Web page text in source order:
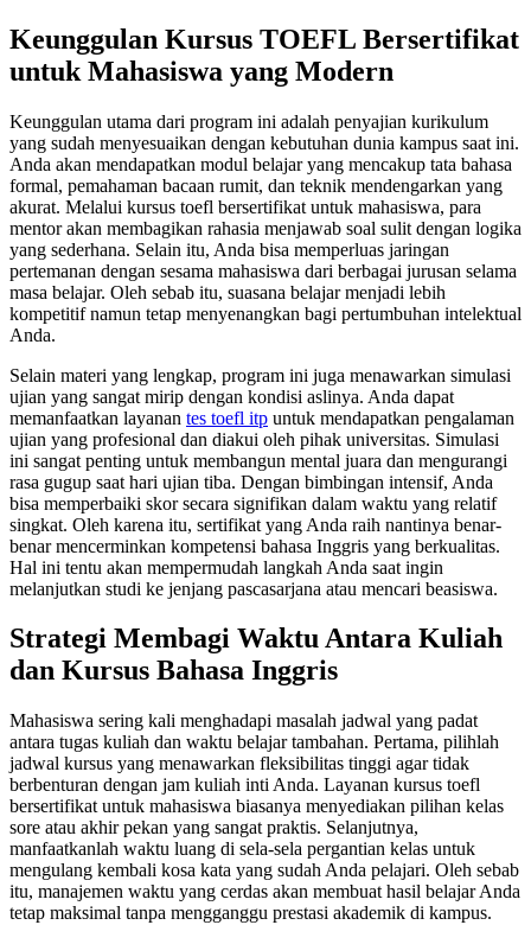
Keunggulan Kursus TOEFL Bersertifikat
untuk Mahasiswa yang Modern
Keunggulan utama dari program ini adalah penyajian kurikulum
yang sudah menyesuaikan dengan kebutuhan dunia kampus saat ini.
Anda akan mendapatkan modul belajar yang mencakup tata bahasa
formal, pemahaman bacaan rumit, dan teknik mendengarkan yang
akurat. Melalui kursus toefl bersertifikat untuk mahasiswa, para
mentor akan membagikan rahasia menjawab soal sulit dengan logika
yang sederhana. Selain itu, Anda bisa memperluas jaringan
pertemanan dengan sesama mahasiswa dari berbagai jurusan selama
masa belajar. Oleh sebab itu, suasana belajar menjadi lebih
kompetitif namun tetap menyenangkan bagi pertumbuhan intelektual
Anda.
Selain materi yang lengkap, program ini juga menawarkan simulasi
ujian yang sangat mirip dengan kondisi aslinya. Anda dapat
memanfaatkan layanan tes toefl itp untuk mendapatkan pengalaman
ujian yang profesional dan diakui oleh pihak universitas. Simulasi
ini sangat penting untuk membangun mental juara dan mengurangi
rasa gugup saat hari ujian tiba. Dengan bimbingan intensif, Anda
bisa memperbaiki skor secara signifikan dalam waktu yang relatif
singkat. Oleh karena itu, sertifikat yang Anda raih nantinya benar-
benar mencerminkan kompetensi bahasa Inggris yang berkualitas.
Hal ini tentu akan mempermudah langkah Anda saat ingin
melanjutkan studi ke jenjang pascasarjana atau mencari beasiswa.
Strategi Membagi Waktu Antara Kuliah
dan Kursus Bahasa Inggris
Mahasiswa sering kali menghadapi masalah jadwal yang padat
antara tugas kuliah dan waktu belajar tambahan. Pertama, pilihlah
jadwal kursus yang menawarkan fleksibilitas tinggi agar tidak
berbenturan dengan jam kuliah inti Anda. Layanan kursus toefl
bersertifikat untuk mahasiswa biasanya menyediakan pilihan kelas
sore atau akhir pekan yang sangat praktis. Selanjutnya,
manfaatkanlah waktu luang di sela-sela pergantian kelas untuk
mengulang kembali kosa kata yang sudah Anda pelajari. Oleh sebab
itu, manajemen waktu yang cerdas akan membuat hasil belajar Anda
tetap maksimal tanpa mengganggu prestasi akademik di kampus.